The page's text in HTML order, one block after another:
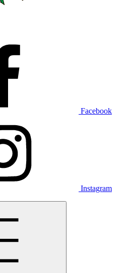
Facebook
Instagram